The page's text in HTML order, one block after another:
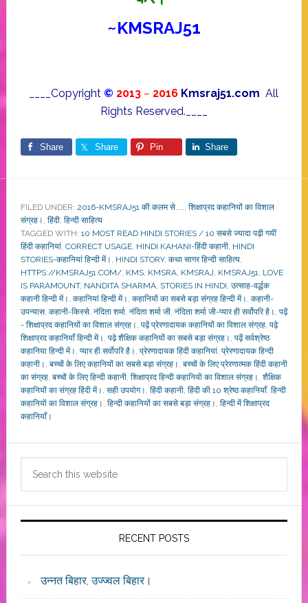
~KMSRAJ51
____Copyright © 2013 – 2016 Kmsraj51.com All
Rights Reserved.____
Share Share Pin Share
FILED UNDER: 2016-KMSRAJ51 की कलम से….., शिक्षाप्रद कहानियों का विशाल
संग्रह। , हिंदी, हिन्दी साहित्य
TAGGED WITH: 10 MOST READ HINDI STORIES / 10 सबसे ज्यादा पढ़ी गयीं
हिंदी कहानियां, CORRECT USAGE, HINDI KAHANI-हिंदी कहानी, HINDI
STORIES-कहानियां हिन्दी में। , HINDI STORY. कथा सागर हिन्दी साहित्य,
HTTPS://KMSRAJ51.COM/, KMS, KMSRA, KMSRAJ, KMSRAJ51, LOVE
IS PARAMOUNT, NANDITA SHARMA, STORIES IN HINDI, उत्साह-वर्द्धक
कहानी हिन्दी में। , कहानियां हिन्दी में। , कहानियों का सबसे बड़ा संग्रह हिन्दी में। , कहानी-
उपन्यास, कहानी-किस्से, नंदिता शर्मा, नंदिता शर्मा जी, नंदिता शर्मा जी-प्यार ही सर्वोपरि है। , पढ़ें
- शिक्षाप्रद कहानियों का विशाल संग्रह। , पढ़ें प्रेरणादायक कहानियों का विशाल संग्रह, पढ़े
शिक्षाप्रद कहानियाँ हिन्दी में। , पढ़े शैक्षिक कहानियों का सबसे बड़ा संग्रह। , पढ़ें सर्वश्रेष्ठ
कहानिया हिन्दी में। , प्यार ही सर्वोपरि है। , प्रेरणादायक हिंदी कहानियां, प्रेरणादायक हिन्दी
कहानी। , बच्चों के लिए कहानियों का सबसे बड़ा संग्रह। , बच्चों के लिए प्रेरणात्मक हिंदी कहानी
का संग्रह, बच्चों के लिए हिन्दी कहानी, शिक्षाप्रद हिन्दी कहानियाें का विशाल संग्रह। , शैक्षिक
कहानियों का संग्रह हिंदी में। , सही उपयोग। , हिंदी कहानी, हिंदी की 10 श्रेष्ठ कहानियाँ, हिन्दी
कहानियाें का विशाल संग्रह। , हिन्दी कहानियों का सबसे बड़ा संग्रह। , हिन्दी में शिक्षाप्रद
कहानियाँ।
Primary
Sidebar
RECENT POSTS
उन्नत बिहार, उज्ज्वल बिहार।